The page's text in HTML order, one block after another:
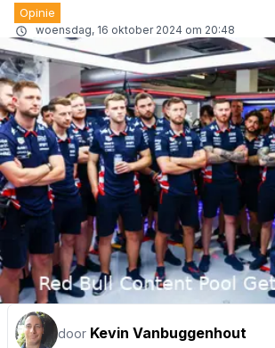
Opinie
woensdag, 16 oktober 2024 om 20:48
door Kevin Vanbuggenhout